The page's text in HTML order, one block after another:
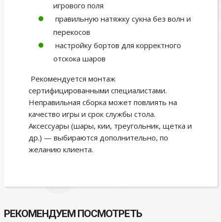
игрового поля
правильную натяжку сукна без волн и
перекосов
настройку бортов для корректного
отскока шаров
Рекомендуется монтаж
сертифицированными специалистами.
Неправильная сборка может повлиять на
качество игры и срок службы стола.
Аксессуары (шары, кии, треугольник, щетка и
др.) — выбираются дополнительно, по
желанию клиента.
РЕКОМЕНДУЕМ ПОСМОТРЕТЬ